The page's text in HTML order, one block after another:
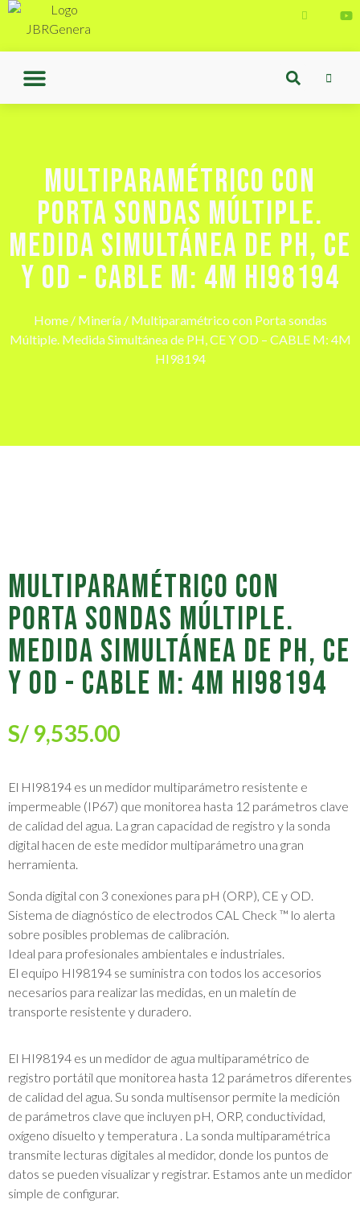
MULTIPARAMÉTRICO CON
PORTA SONDAS MÚLTIPLE.
MEDIDA SIMULTÁNEA DE PH, CE
Y OD - CABLE M: 4M HI98194
Home/ Minería/ Multiparamétrico con Porta sondas
Múltiple. Medida Simultánea de PH, CE Y OD – CABLE M: 4M
HI98194
MULTIPARAMÉTRICO CON
PORTA SONDAS MÚLTIPLE.
MEDIDA SIMULTÁNEA DE PH, CE
Y OD - CABLE M: 4M HI98194
S/ 9,535.00
El HI98194 es un medidor multiparámetro resistente e
impermeable (IP67) que monitorea hasta 12 parámetros clave
de calidad del agua. La gran capacidad de registro y la sonda
digital hacen de este medidor multiparámetro una gran
herramienta.
Sonda digital con 3 conexiones para pH (ORP), CE y OD.
Sistema de diagnóstico de electrodos CAL Check ™ lo alerta
sobre posibles problemas de calibración.
Ideal para profesionales ambientales e industriales.
El equipo HI98194 se suministra con todos los accesorios
necesarios para realizar las medidas, en un maletín de
transporte resistente y duradero.
El HI98194 es un medidor de agua multiparamétrico de
registro portátil que monitorea hasta 12 parámetros diferentes
de calidad del agua. Su sonda multisensor permite la medición
de parámetros clave que incluyen pH, ORP, conductividad,
oxígeno disuelto y temperatura . La sonda multiparamétrica
transmite lecturas digitales al medidor, donde los puntos de
datos se pueden visualizar y registrar. Estamos ante un medidor
simple de configurar.